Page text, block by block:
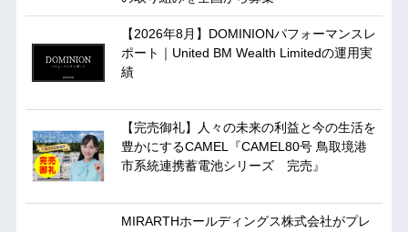
【2026年8月】DOMINIONパフォーマンスレ
ポート｜United BM Wealth Limitedの運用実
績
【完売御礼】人々の未来の利益と今の生活を
豊かにするCAMEL『CAMEL80号 鳥取境港
市系統連携蓄電池シリーズ 完売』
MIRARTHホールディングス株式会社がプレ